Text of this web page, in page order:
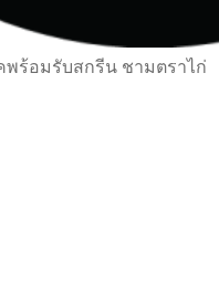
พร้อมรับสกรีน ชามตราไก่